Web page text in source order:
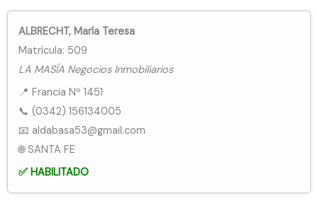
ALBRECHT, María Teresa
Matrícula: 509
LA MASÍA Negocios Inmobiliarios
📍 Francia Nº 1451
📞 (0342) 156134005
📧 aldabasa53@gmail.com
🌐 SANTA FE
✅ HABILITADO